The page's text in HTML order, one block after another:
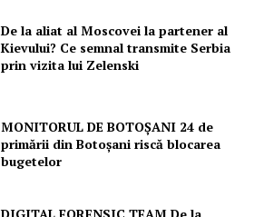
De la aliat al Moscovei la partener al
Kievului? Ce semnal transmite Serbia
prin vizita lui Zelenski
MONITORUL DE BOTOȘANI 24 de
primării din Botoșani riscă blocarea
bugetelor